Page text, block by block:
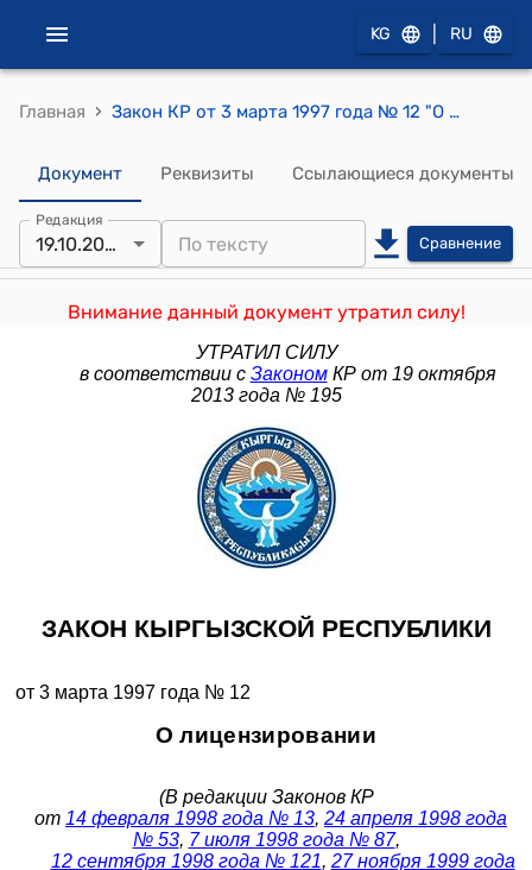
KG RU
Главная › Закон КР от 3 марта 1997 года № 12 "О лицензировании"
Документ Реквизиты Ссылающиеся документы
Редакция
19.10.2013 Сравнение
Внимание данный документ утратил силу!